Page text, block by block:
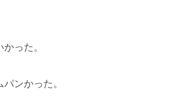
った。
ンかった。